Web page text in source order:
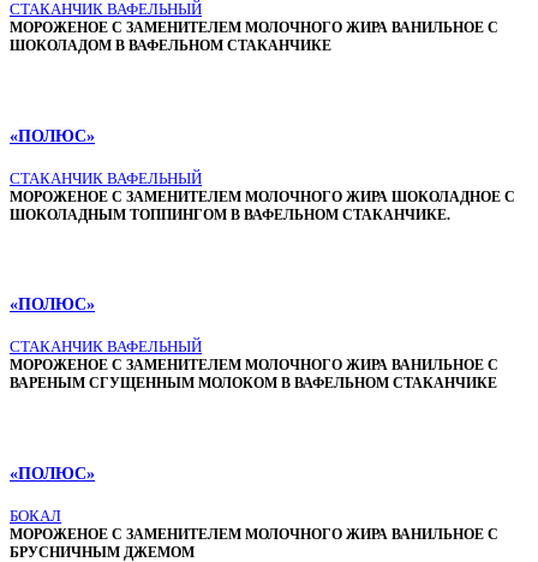
СТАКАНЧИК ВАФЕЛЬНЫЙ
МОРОЖЕНОЕ С ЗАМЕНИТЕЛЕМ МОЛОЧНОГО ЖИРА ВАНИЛЬНОЕ С
ШОКОЛАДОМ В ВАФЕЛЬНОМ СТАКАНЧИКЕ
«ПОЛЮС»
СТАКАНЧИК ВАФЕЛЬНЫЙ
МОРОЖЕНОЕ С ЗАМЕНИТЕЛЕМ МОЛОЧНОГО ЖИРА ШОКОЛАДНОЕ С
ШОКОЛАДНЫМ ТОППИНГОМ В ВАФЕЛЬНОМ СТАКАНЧИКЕ.
«ПОЛЮС»
СТАКАНЧИК ВАФЕЛЬНЫЙ
МОРОЖЕНОЕ С ЗАМЕНИТЕЛЕМ МОЛОЧНОГО ЖИРА ВАНИЛЬНОЕ С
ВАРЕНЫМ СГУЩЕННЫМ МОЛОКОМ В ВАФЕЛЬНОМ СТАКАНЧИКЕ
«ПОЛЮС»
БОКАЛ
МОРОЖЕНОЕ С ЗАМЕНИТЕЛЕМ МОЛОЧНОГО ЖИРА ВАНИЛЬНОЕ С
БРУСНИЧНЫМ ДЖЕМОМ